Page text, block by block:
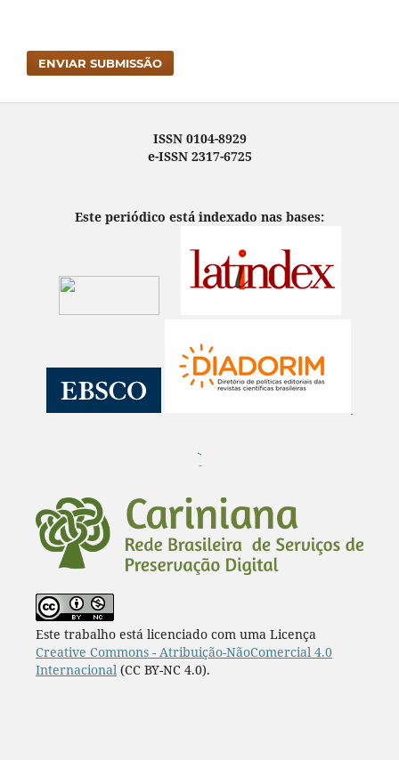
ENVIAR SUBMISSÃO
ISSN 0104-8929
e-ISSN 2317-6725
Este periódico está indexado nas bases:
¨
Este trabalho está licenciado com uma Licença
Creative Commons - Atribuição-NãoComercial 4.0
Internacional(CC BY-NC 4.0).